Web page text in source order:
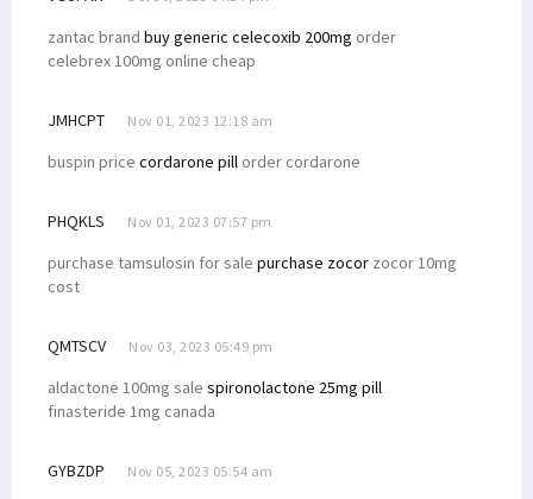
zantac brand buy generic celecoxib 200mg order
celebrex 100mg online cheap
JMHCPT Nov 01, 2023 12:18 am
buspin price cordarone pill order cordarone
PHQKLS Nov 01, 2023 07:57 pm
purchase tamsulosin for sale purchase zocor zocor 10mg
cost
QMTSCV Nov 03, 2023 05:49 pm
aldactone 100mg sale spironolactone 25mg pill
finasteride 1mg canada
GYBZDP Nov 05, 2023 05:54 am